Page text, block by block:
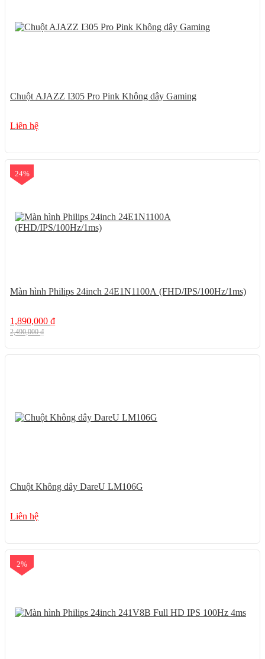
Chuột AJAZZ I305 Pro Pink Không dây Gaming
Liên hệ
24%
Màn hình Philips 24inch 24E1N1100A (FHD/IPS/100Hz/1ms)
1,890,000 ₫
2,490,000₫
Chuột Không dây DareU LM106G
Liên hệ
2%